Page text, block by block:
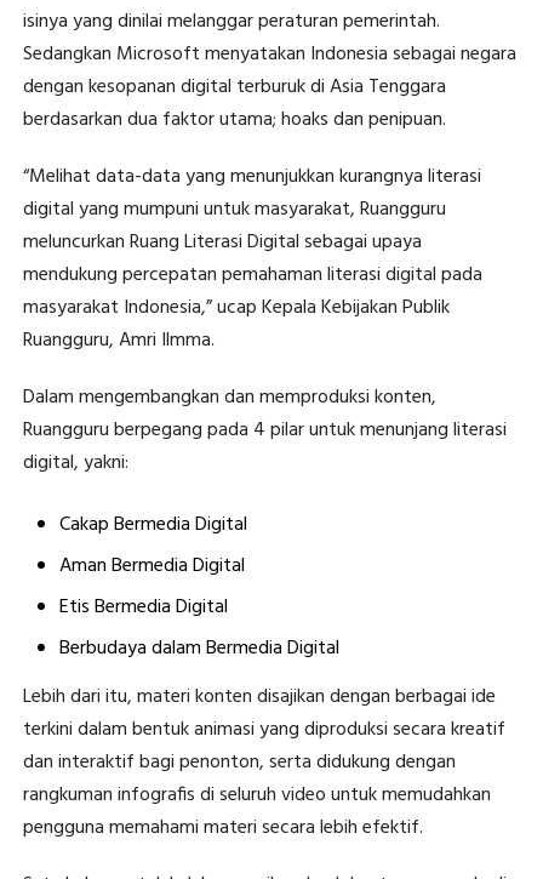
isinya yang dinilai melanggar peraturan pemerintah.
Sedangkan Microsoft menyatakan Indonesia sebagai negara
dengan kesopanan digital terburuk di Asia Tenggara
berdasarkan dua faktor utama; hoaks dan penipuan.
“Melihat data-data yang menunjukkan kurangnya literasi
digital yang mumpuni untuk masyarakat, Ruangguru
meluncurkan Ruang Literasi Digital sebagai upaya
mendukung percepatan pemahaman literasi digital pada
masyarakat Indonesia,” ucap Kepala Kebijakan Publik
Ruangguru, Amri Ilmma.
Dalam mengembangkan dan memproduksi konten,
Ruangguru berpegang pada 4 pilar untuk menunjang literasi
digital, yakni:
Cakap Bermedia Digital
Aman Bermedia Digital
Etis Bermedia Digital
Berbudaya dalam Bermedia Digital
Lebih dari itu, materi konten disajikan dengan berbagai ide
terkini dalam bentuk animasi yang diproduksi secara kreatif
dan interaktif bagi penonton, serta didukung dengan
rangkuman infografis di seluruh video untuk memudahkan
pengguna memahami materi secara lebih efektif.